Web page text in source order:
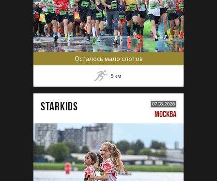
Осталось мало слотов
5 км
STARKIDS 07.08.2026
МОСКВА